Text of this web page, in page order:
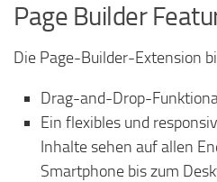
Page Builder
Die Page-Builder-Extension
Drag-and-Drop-
Ein flexibles und
Inhalte sehen auf allen
Smartphone bis zum